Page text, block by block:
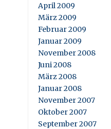
April 2009
März 2009
Februar 2009
Januar 2009
November 2008
Juni 2008
März 2008
Januar 2008
November 2007
Oktober 2007
September 2007